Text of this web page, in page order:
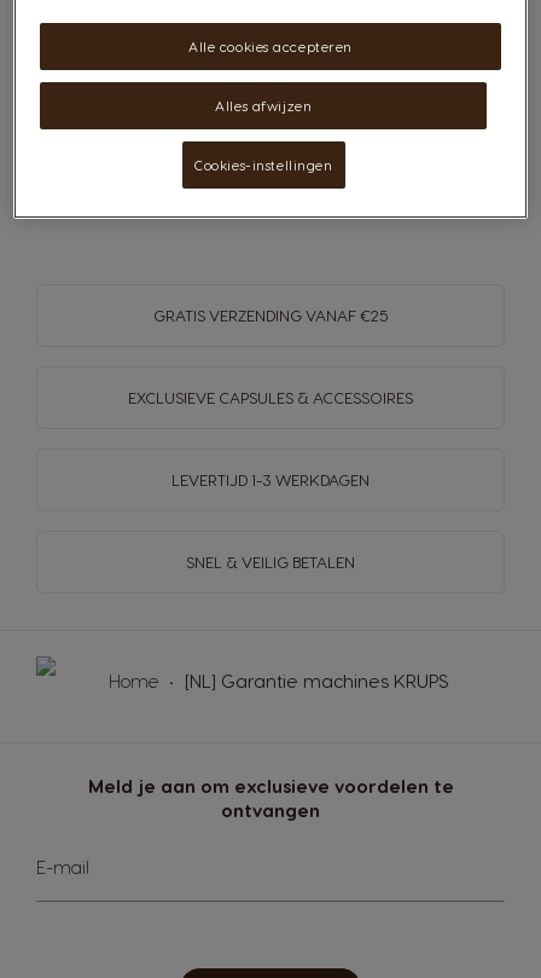
* Meer dan 96% van de producten die door de
Groupe SEB in Europa in 2021 werden verkocht,
voldeden aan de 10 jarige verbintenis die gold tot 31
december 2021. Deze is sinds 1 januari 2022
vervangen door een verbintenis van 15 jaar tegen
een eerlijke prijs.
GRATIS VERZENDING VANAF €25
EXCLUSIEVE CAPSULES & ACCESSOIRES
LEVERTIJD 1-3 WERKDAGEN
SNEL & VEILIG BETALEN
Home [NL] Garantie machines KRUPS
Meld je aan om exclusieve voordelen te
ontvangen
u
E-mail
Alles afwijzen
Alle cookies accepteren
Cookies-instellingen